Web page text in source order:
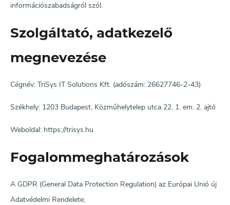
információszabadságról szól.
Szolgáltató, adatkezelő
megnevezése
Cégnév: TriSys IT Solutions Kft. (adószám: 26627746-2-43)
Székhely: 1203 Budapest, Közműhelytelep utca 22. 1. em. 2. ajtó
Weboldal: https://trisys.hu
Fogalommeghatározások
A GDPR (General Data Protection Regulation) az Európai Unió új
Adatvédelmi Rendelete;